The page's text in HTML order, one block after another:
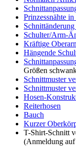
Prinzessnähte
Schulter/Arm-
Kräftige
Hängende
Größen
Schnittmuster
Schnittmuster
Hosen-
Reiterhosen
Bauch
Kurzer
T-Shirt-Schnitt
(Anmeldung